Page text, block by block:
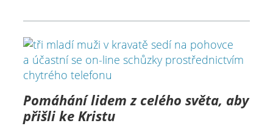
Pomáhání lidem z celého světa, aby
přišli ke Kristu